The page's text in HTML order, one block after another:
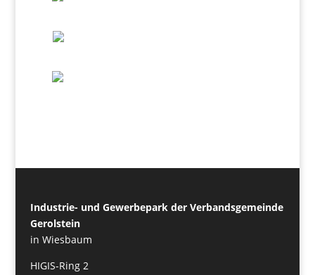
Industrie- und Gewerbepark der Verbandsgemeinde
Gerolstein
in Wiesbaum
HIGIS-Ring 2